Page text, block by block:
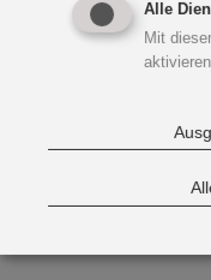
Alle
Mit